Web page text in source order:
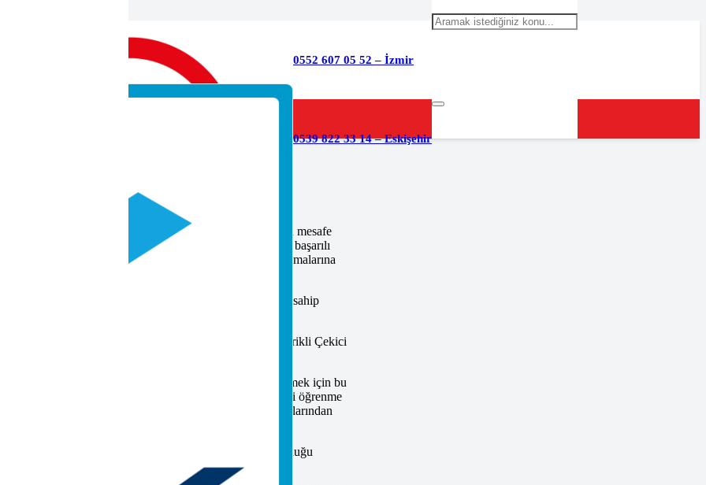
0552 607 05 52 – İzmir
0539 822 33 14 – Eskişehir
Belgesi Nedir?
uygun taşıma ve kaldırma araçlarını kullanarak kısa mesafe
adayların Endüstriyel Taşımacı Seviye 3 mesleğinde başarılı
yeterliliklerini, geçerli ve güvenilir bir belge kazanmalarına
ulusal yeterliliğe sınavına girmek için G sınıfı ehliyete sahip
sahip olmalıdır.
Makinası Ve Transpalet Kullanımı, Endüstriyel Elektrikli Çekici
tabii tutulur. Adayların yeterlilik belgesini başarıyla alabilmek için bu
seçtiğiyle ilgili sınava tabii tutulur. Yazılı sınavlar ilgili öğrenme
seçmeli birimlerin uygulama ile ölçülen öğrenme çıktılarından
1 yıl içinde tekrar sınava başvurduğu zaman başarılı olduğu